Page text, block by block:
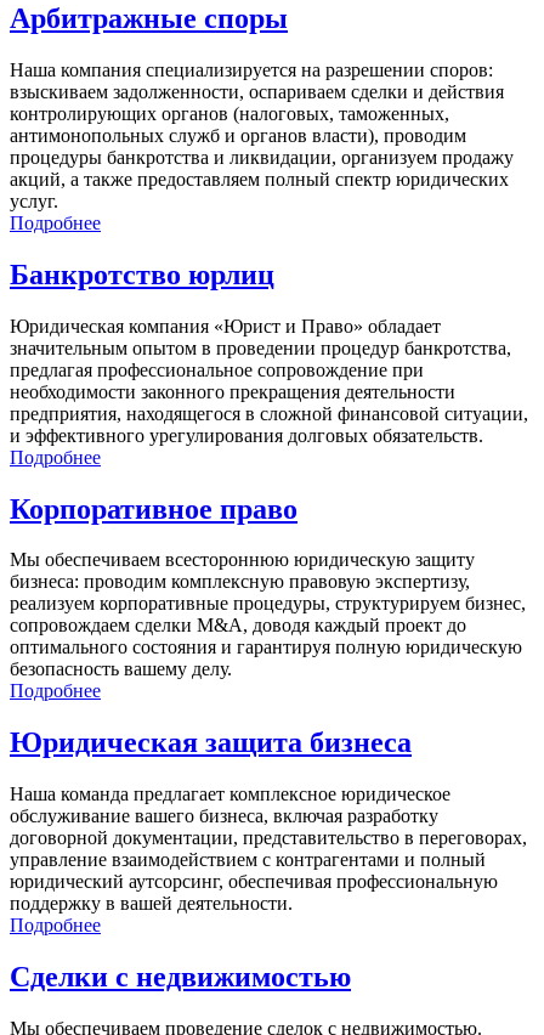
Арбитражные споры
Наша компания специализируется на разрешении споров:
взыскиваем задолженности, оспариваем сделки и действия
контролирующих органов (налоговых, таможенных,
антимонопольных служб и органов власти), проводим
процедуры банкротства и ликвидации, организуем продажу
акций, а также предоставляем полный спектр юридических
услуг.
Подробнее
Банкротство юрлиц
Юридическая компания «Юрист и Право» обладает
значительным опытом в проведении процедур банкротства,
предлагая профессиональное сопровождение при
необходимости законного прекращения деятельности
предприятия, находящегося в сложной финансовой ситуации,
и эффективного урегулирования долговых обязательств.
Подробнее
Корпоративное право
Мы обеспечиваем всестороннюю юридическую защиту
бизнеса: проводим комплексную правовую экспертизу,
реализуем корпоративные процедуры, структурируем бизнес,
сопровождаем сделки M&A, доводя каждый проект до
оптимального состояния и гарантируя полную юридическую
безопасность вашему делу.
Подробнее
Юридическая защита бизнеса
Наша команда предлагает комплексное юридическое
обслуживание вашего бизнеса, включая разработку
договорной документации, представительство в переговорах,
управление взаимодействием с контрагентами и полный
юридический аутсорсинг, обеспечивая профессиональную
поддержку в вашей деятельности.
Подробнее
Сделки с недвижимостью
Мы обеспечиваем проведение сделок с недвижимостью.